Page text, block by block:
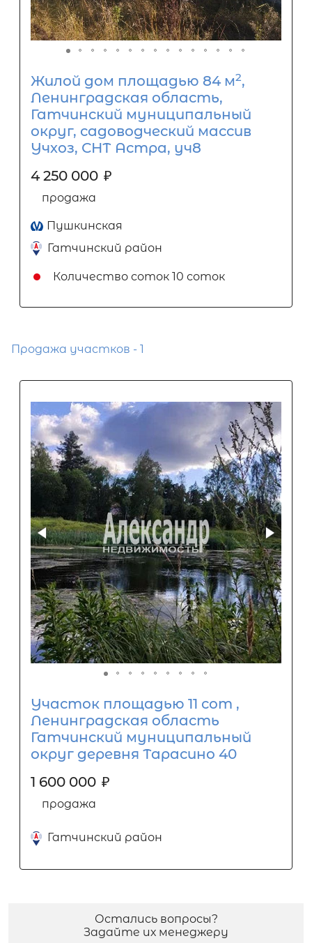
Жилой дом площадью 84 м2,
Ленинградская область,
Гатчинский муниципальный
округ, садоводческий массив
Учхоз, СНТ Астра, уч8
4 250 000 ₽
продажа
Пушкинская
Гатчинский район
Количество соток 10 соток
Продажа участков - 1
Участок площадью 11 сот ,
Ленинградская область
Гатчинский муниципальный
округ деревня Тарасино 40
1 600 000 ₽
продажа
Гатчинский район
Остались вопросы?
Задайте их менеджеру